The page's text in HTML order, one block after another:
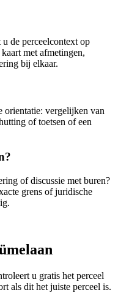
de perceelcontext op
met afmetingen,
bij elkaar.
orientatie: vergelijken van
of toetsen of een
of discussie met buren?
grens of juridische
u gratis het perceel
als dit het juiste perceel is.